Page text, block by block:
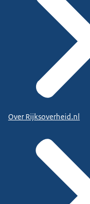
Over Rijksoverheid.nl